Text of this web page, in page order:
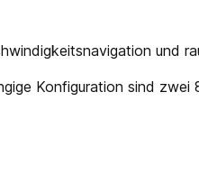
und
Konfiguration sind zwei